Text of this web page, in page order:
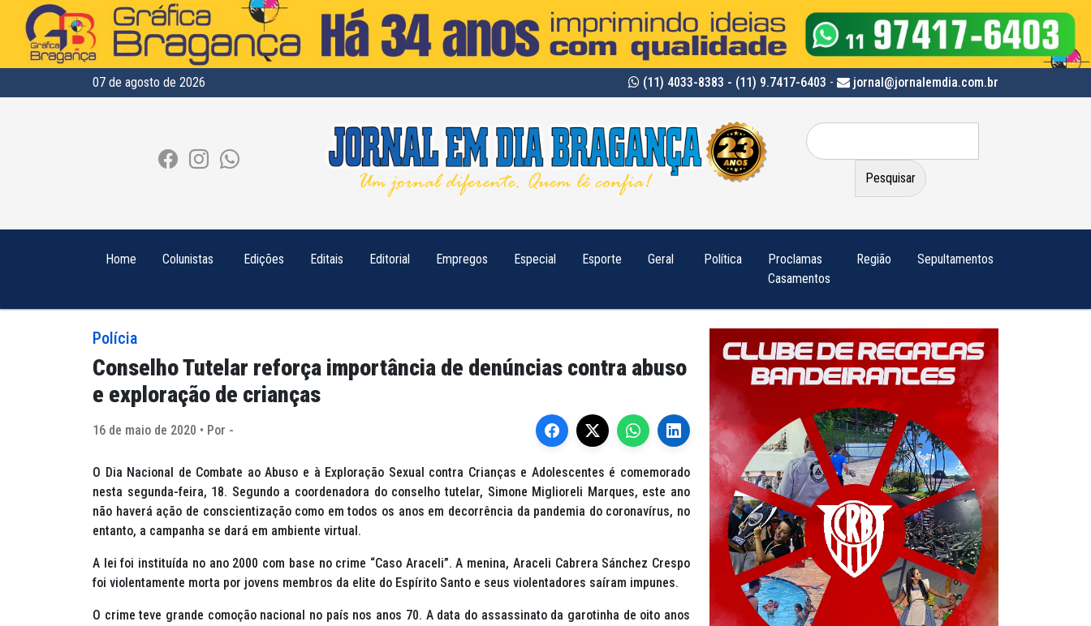
07 de agosto de 2026 (11) 4033-8383 - (11) 9.7417-6403 - jornal@jornalemdia.com.br
Pesquisar
por:
Home Colunistas Edições Editais Editorial Empregos Especial Esporte Geral Política
Proclamas
Casamentos
Região Sepultamentos
Polícia
Conselho Tutelar reforça importância de denúncias contra abuso
e exploração de crianças
16 de maio de 2020 • Por -
O Dia Nacional de Combate ao Abuso e à Exploração Sexual contra Crianças e Adolescentes é comemorado
nesta segunda-feira, 18. Segundo a coordenadora do conselho tutelar, Simone Miglioreli Marques, este ano
não haverá ação de conscientização como em todos os anos em decorrência da pandemia do coronavírus, no
entanto, a campanha se dará em ambiente virtual.
A lei foi instituída no ano 2000 com base no crime “Caso Araceli”. A menina, Araceli Cabrera Sánchez Crespo
foi violentamente morta por jovens membros da elite do Espírito Santo e seus violentadores saíram impunes.
O crime teve grande comoção nacional no país nos anos 70. A data do assassinato da garotinha de oito anos